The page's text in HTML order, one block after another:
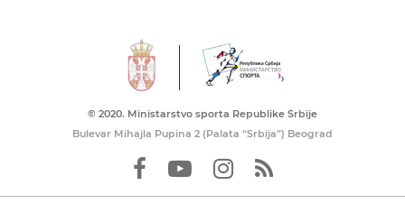
© 2020. Ministarstvo sporta Republike Srbije
Bulevar Mihajla Pupina 2 (Palata “Srbija”) Beograd